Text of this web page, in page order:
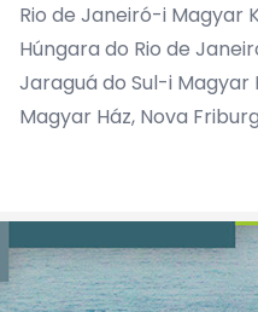
Rio de Janeiró-i Magyar
Húngara do Rio de
Jaraguá do Sul-i Magyar
Magyar Ház, Nova